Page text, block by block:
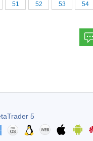
51 52 53 54
5